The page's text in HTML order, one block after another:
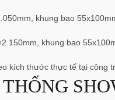
khung bao
khung bao
kích thước thực tế tại công